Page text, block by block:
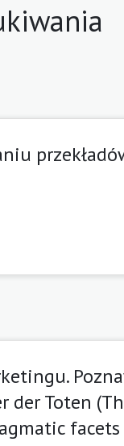
der Toten